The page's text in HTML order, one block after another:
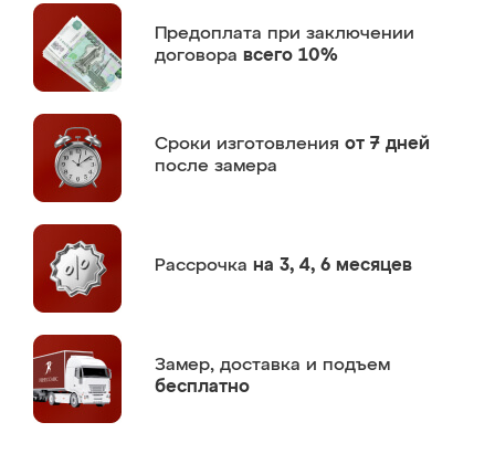
Предоплата при заключении
договора всего 10%
Сроки изготовления от 7 дней
после замера
Рассрочка на 3, 4, 6 месяцев
Замер, доставка и подъем
бесплатно